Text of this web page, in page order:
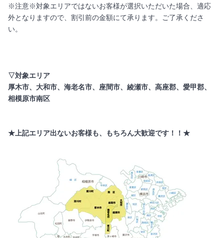
※注意※対象エリアではないお客様が選択いただいた場合、適応
外となりますので、割引前の金額にて承ります。ご了承くださ
い。
▽対象エリア
厚木市、大和市、海老名市、座間市、綾瀬市、高座郡、愛甲郡、
相模原市南区
★上記エリア出ないお客様も、もちろん大歓迎です！！★